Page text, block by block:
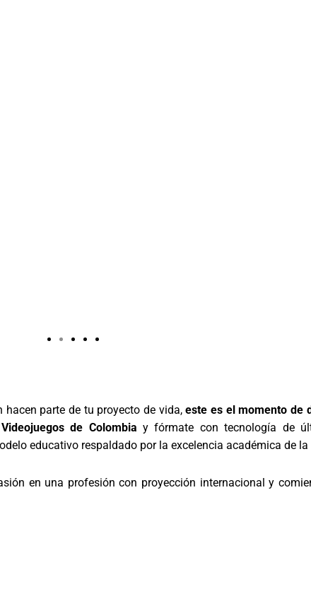
parte de tu proyecto de vida,este es el momento de
de Colombia y fórmate con tecnología de
educativo respaldado por la excelencia académica de
en una profesión con proyección internacional y